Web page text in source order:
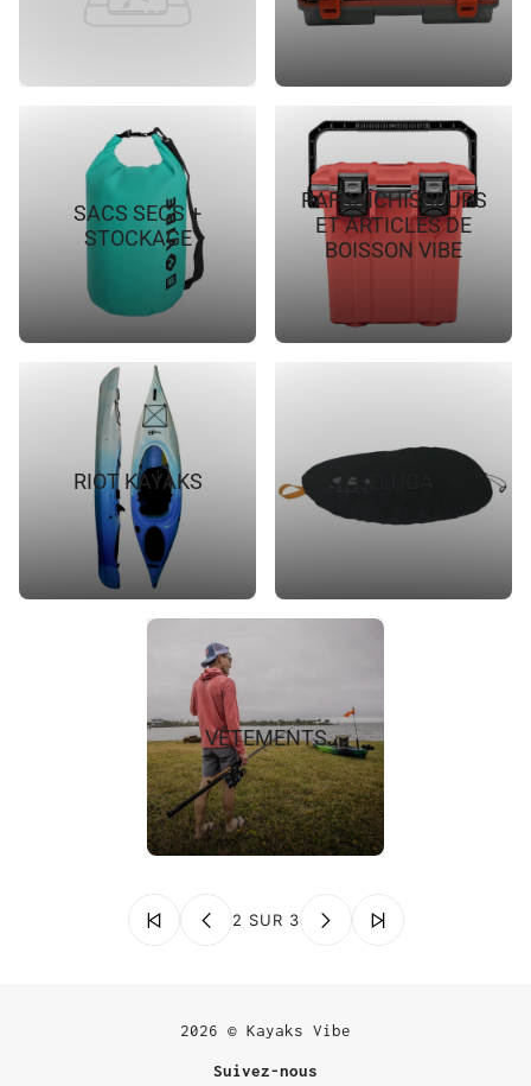
SACS SECS +
STOCKAGE
RAFRAÎCHISSEURS
ET ARTICLES DE
BOISSON VIBE
RIOT KAYAKS BÉLUGA
VÊTEMENTS
2 SUR 3
2026 © Kayaks Vibe
Suivez-nous